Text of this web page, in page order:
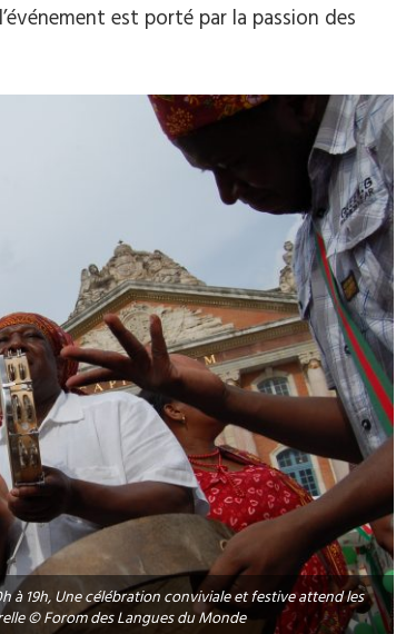
est porté par la passion des
à 19h, Une célébration conviviale et festive attend les
© Forom des Langues du Monde